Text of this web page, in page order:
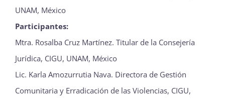
UNAM, México
Participantes:
Mtra. Rosalba Cruz Martínez. Titular de la Consejería
Jurídica, CIGU, UNAM, México
Lic. Karla Amozurrutia Nava. Directora de Gestión
Comunitaria y Erradicación de las Violencias, CIGU,